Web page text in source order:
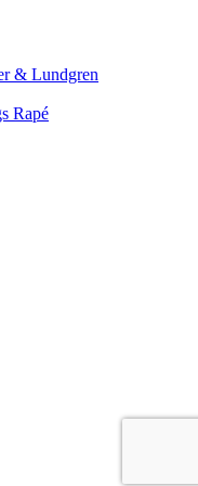
& Lundgren
Rapé